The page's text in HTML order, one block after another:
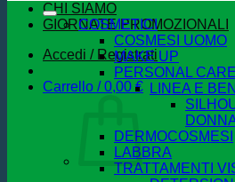
CHI SIAMO
GIORNATE PROMOZIONALI
Accedi / Registrati
Carrello /0,00 €
COSMETICI
COSMESI UOMO
MAKE UP
PERSONAL CARE
LINEA E
DERMOCOSMESI
LABBRA
TRATTAMENTI